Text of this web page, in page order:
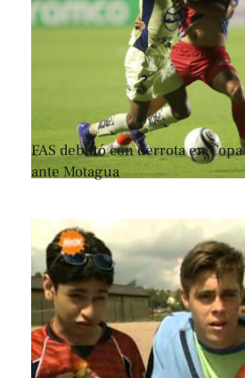
FAS debutó con derrota en
ante Motagua